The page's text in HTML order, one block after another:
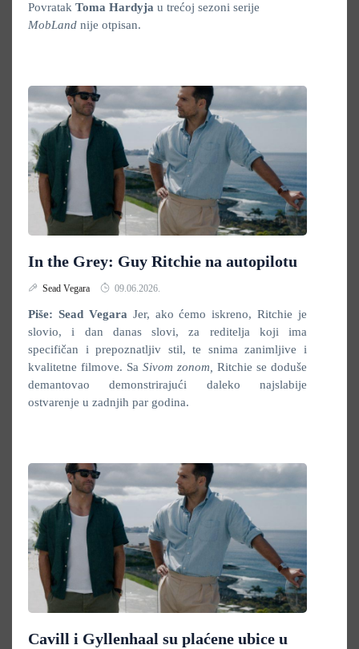
Povratak Toma Hardyja u trećoj sezoni serije
MobLand nije otpisan.
In the Grey: Guy Ritchie na autopilotu
Sead Vegara 09.06.2026.
Piše: Sead Vegara Jer, ako ćemo iskreno, Ritchie je
slovio, i dan danas slovi, za reditelja koji ima
specifičan i prepoznatljiv stil, te snima zanimljive i
kvalitetne filmove. Sa Sivom zonom,
Ritchie se doduše
demantovao demonstrirajući daleko najslabije
ostvarenje u zadnjih par godina.
Cavill i Gyllenhaal su plaćene ubice u